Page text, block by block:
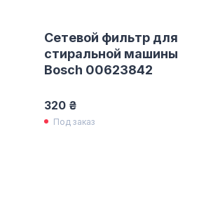
Сетевой фильтр для
стиральной машины
Bosch 00623842
320 ₴
Под заказ